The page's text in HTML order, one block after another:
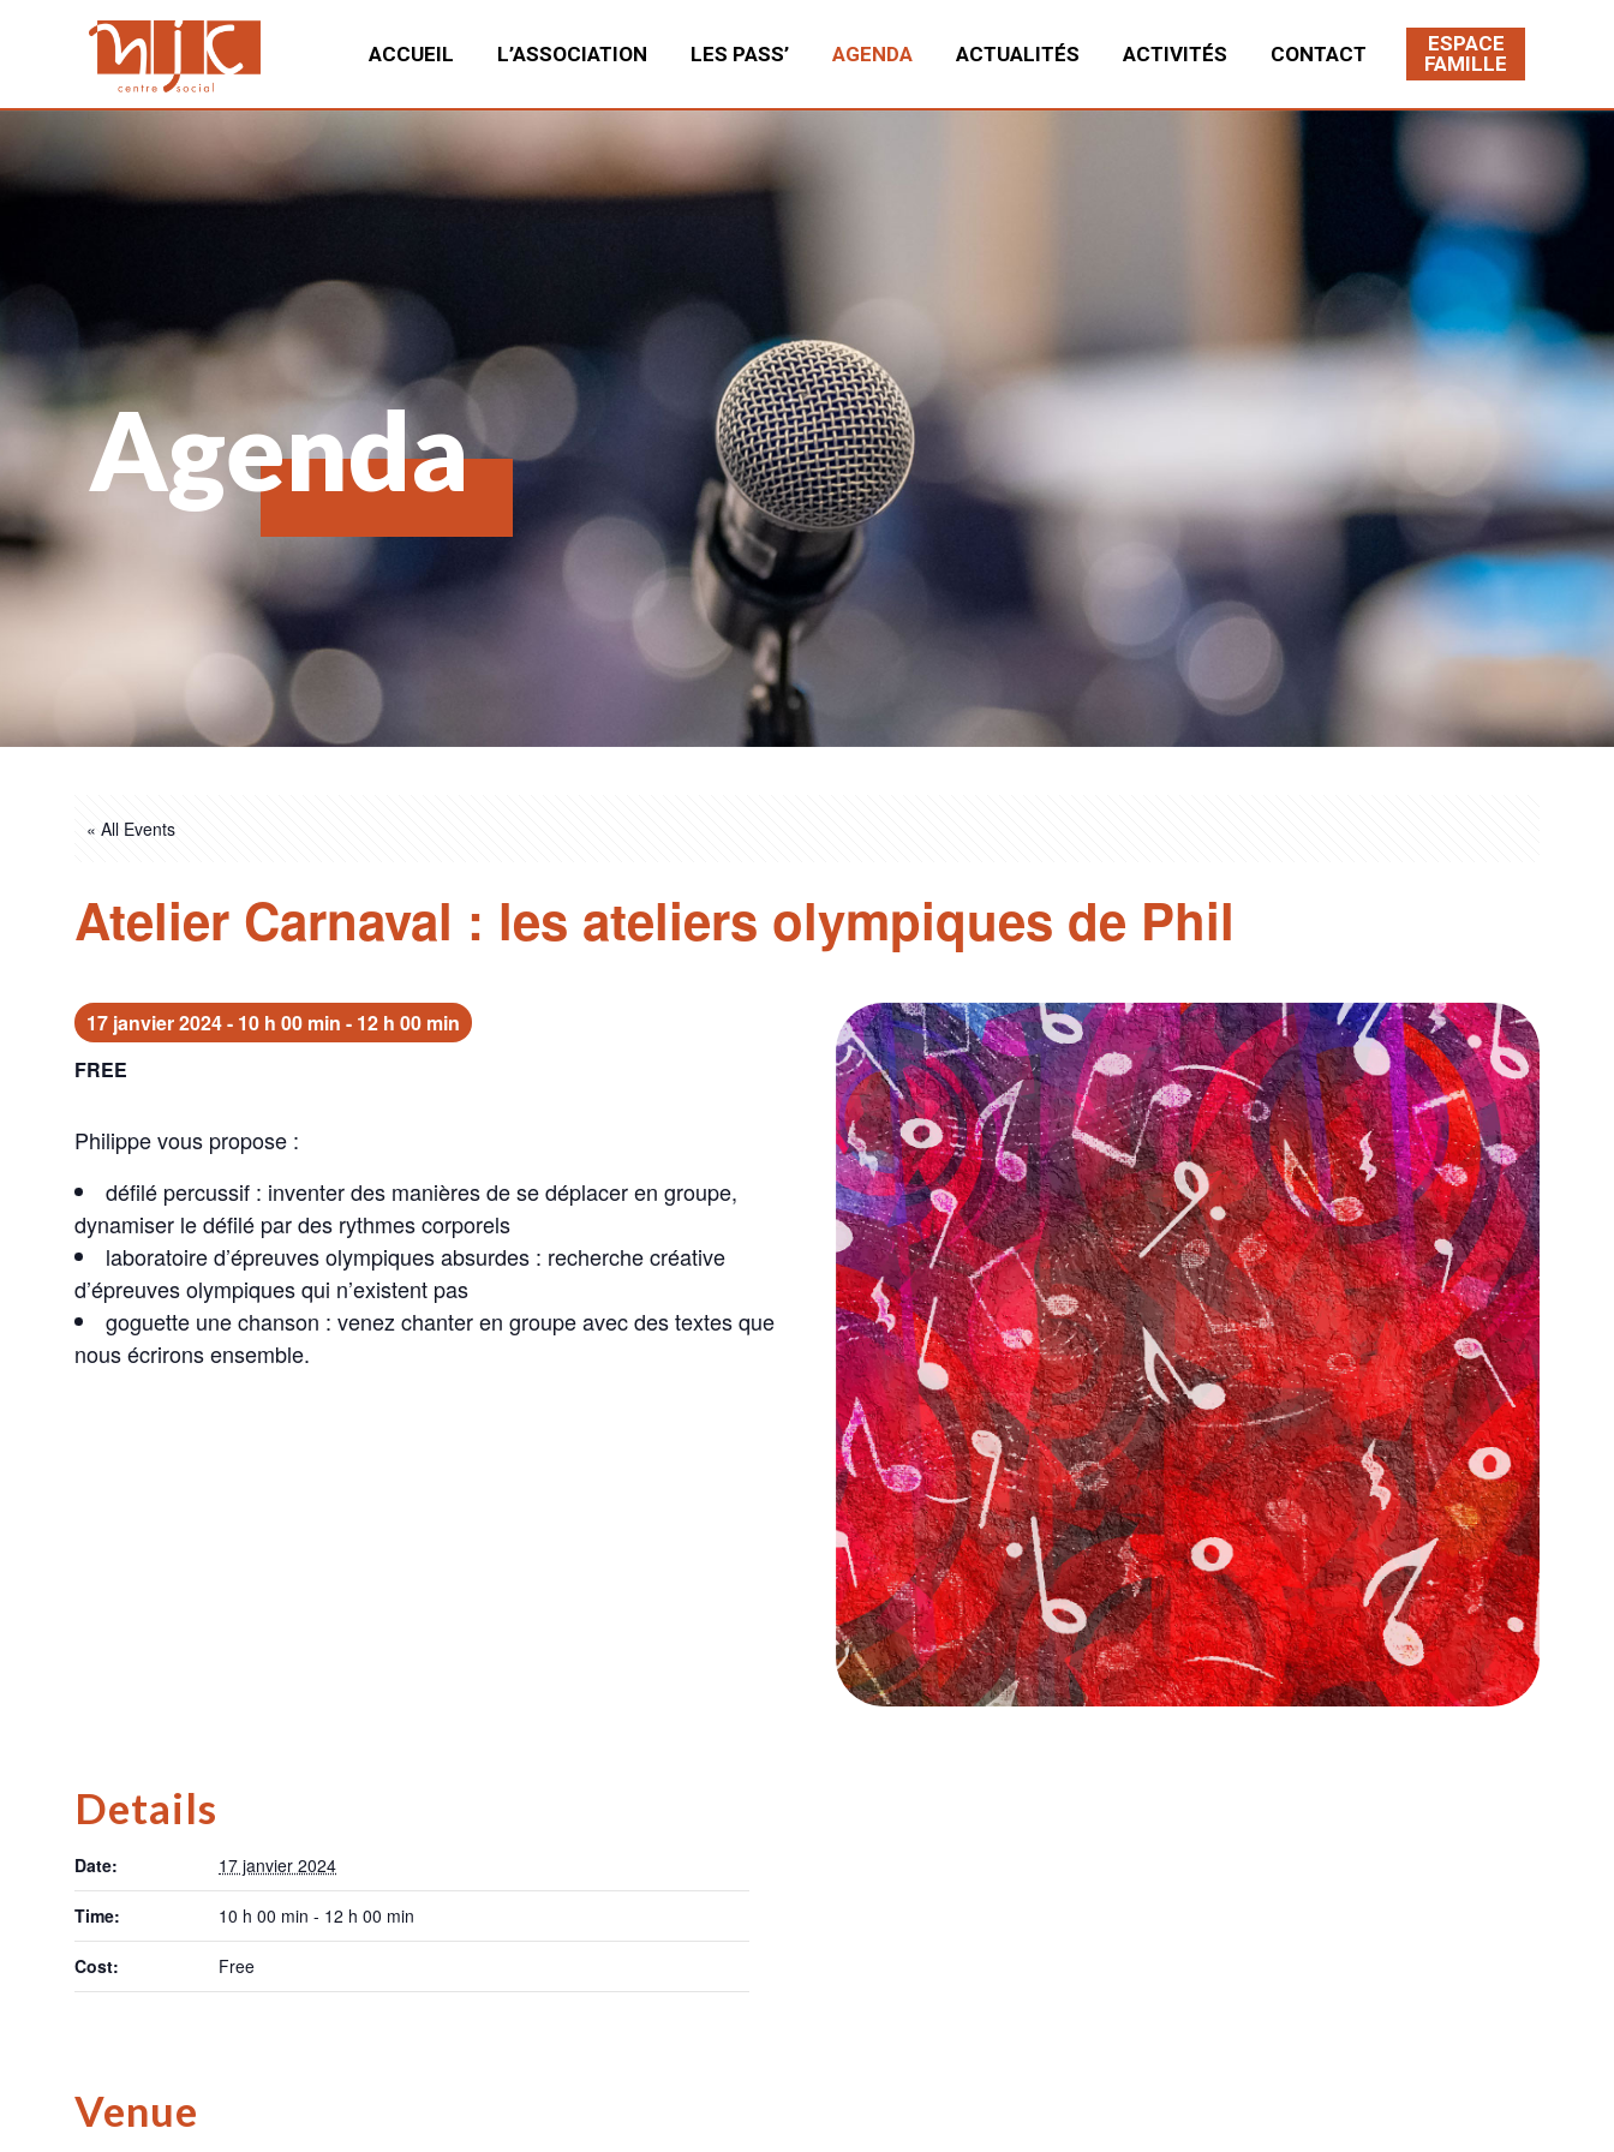
ACCUEIL L’ASSOCIATION LES PASS’ AGENDA ACTUALITÉS ACTIVITÉS CONTACT
ESPACE
FAMILLE
Agenda
« All Events
Atelier Carnaval : les ateliers olympiques de Phil
17 janvier 2024 - 10 h 00 min - 12 h 00 min
FREE
Philippe vous propose :
défilé percussif : inventer des manières de se déplacer en groupe,
dynamiser le défilé par des rythmes corporels
laboratoire d’épreuves olympiques absurdes : recherche créative
d’épreuves olympiques qui n’existent pas
goguette une chanson : venez chanter en groupe avec des textes que
nous écrirons ensemble.
Details
Date: 17 janvier 2024
Time: 10 h 00 min - 12 h 00 min
Cost: Free
Venue